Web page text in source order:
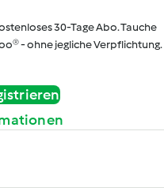
30-Tage Abo. Tauche
- ohne jegliche Verpflichtung.